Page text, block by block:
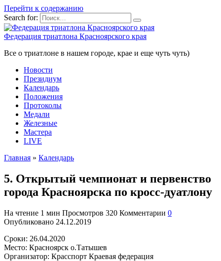
Перейти к содержанию
Search for:
Федерация триатлона Красноярского края
Все о триатлоне в нашем городе, крае и еще чуть чуть)
Новости
Президиум
Календарь
Положения
Протоколы
Медали
Железные
Мастера
LIVE
Главная » Календарь
5. Открытый чемпионат и первенство
города Красноярска по кросс-дуатлону
На чтение 1 мин Просмотров 320 Комментарии 0
Опубликовано 24.12.2019
Сроки: 26.04.2020
Место: Красноярск о.Татышев
Организатор: Красспорт Краевая федерация